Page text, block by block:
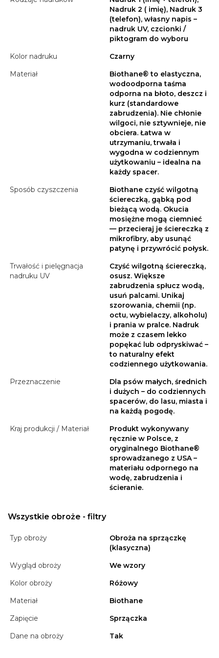
Nadruk 2 ( imię), Nadruk 3
(telefon), własny napis –
nadruk UV, czcionki /
piktogram do wyboru
Kolor nadruku
Czarny
Materiał
Biothane® to elastyczna,
wodoodporna taśma
odporna na błoto, deszcz i
kurz (standardowe
zabrudzenia). Nie chłonie
wilgoci, nie sztywnieje, nie
obciera. Łatwa w
utrzymaniu, trwała i
wygodna w codziennym
użytkowaniu – idealna na
każdy spacer.
Sposób czyszczenia
Biothane czyść wilgotną
ściereczką, gąbką pod
bieżącą wodą. Okucia
mosiężne mogą ciemnieć
— przecieraj je ściereczką z
mikrofibry, aby usunąć
patynę i przywrócić połysk.
Trwałość i pielęgnacja
nadruku UV
Czyść wilgotną ściereczką,
osusz. Większe
zabrudzenia spłucz wodą,
usuń palcami. Unikaj
szorowania, chemii (np.
octu, wybielaczy, alkoholu)
i prania w pralce. Nadruk
może z czasem lekko
popękać lub odpryskiwać –
to naturalny efekt
codziennego użytkowania.
Przeznaczenie
Dla psów małych, średnich
i dużych – do codziennych
spacerów, do lasu, miasta i
na każdą pogodę.
Kraj produkcji / Materiał
Produkt wykonywany
ręcznie w Polsce, z
oryginalnego Biothane®
sprowadzanego z USA –
materiału odpornego na
wodę, zabrudzenia i
ścieranie.
Wszystkie obroże - filtry
Typ obroży
Obroża na sprzączkę
(klasyczna)
Wygląd obroży
We wzory
Kolor obroży
Różowy
Materiał
Biothane
Zapięcie
Sprzączka
Dane na obroży
Tak